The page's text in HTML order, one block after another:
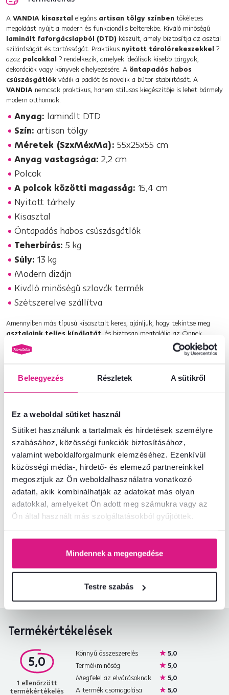
Beleegyezés Részletek A sütikről
Ez a weboldal sütiket használ
Sütiket használunk a tartalmak és hirdetések személyre
szabásához, közösségi funkciók biztosításához,
valamint weboldalforgalmunk elemzéséhez. Ezenkívül
közösségi média-, hirdető- és elemező partnereinkkel
megosztjuk az Ön weboldalhasználatra vonatkozó
adatait, akik kombinálhatják az adatokat más olyan
adatokkal, amelyeket Ön adott meg számukra vagy az
Ön által használt más szolgáltatásokból gyűjtöttek.
Mindennek a megengedése
Testre szabás
A VANDIA kisasztal elegáns artisan tölgy színben tökéletes
megoldást nyújt a modern és funkcionális belterekbe. Kiváló minőségű
laminált faforgácslapból (DTD) készült, amely biztosítja az asztal
szilárdságát és tartósságát. Praktikus nyitott tárolórekeszekkel ?
azaz polcokkal ? rendelkezik, amelyek ideálisak kisebb tárgyak,
dekorációk vagy könyvek elhelyezésére. A öntapadós habos
csúszásgátlók védik a padlót és növelik a bútor stabilitását. A
VANDIA nemcsak praktikus, hanem stílusos kiegészítője is lehet bármely
modern otthonnak.
Anyag: laminált DTD
Szín: artisan tölgy
Méretek (SzxMéxMa): 55x25x55 cm
Anyag vastagsága: 2,2 cm
Polcok
A polcok közötti magasság: 15,4 cm
Nyitott tárhely
Kisasztal
Öntapadós habos csúszásgátlók
Teherbírás: 5 kg
Súly: 13 kg
Modern dizájn
Kiváló minőségű szlovák termék
Szétszerelve szállítva
Amennyiben más típusú kisasztalt keres, ajánljuk, hogy tekintse meg
asztalaink teljes kínálatát , és biztosan megtalálja az Önnek
legmegfelelőbbet.
Méretek és specifikációk
Csomagolási információk
Telepítési útmutató
+36 20 512 1458 Beszélgetés indítása
Termékértékelések
5,0
1 ellenőrzött
termékértékelés
Könnyű összeszerelés
5,0
Termékminőség
5,0
Megfelel az elvárásoknak
5,0
A termék csomagolása
5,0